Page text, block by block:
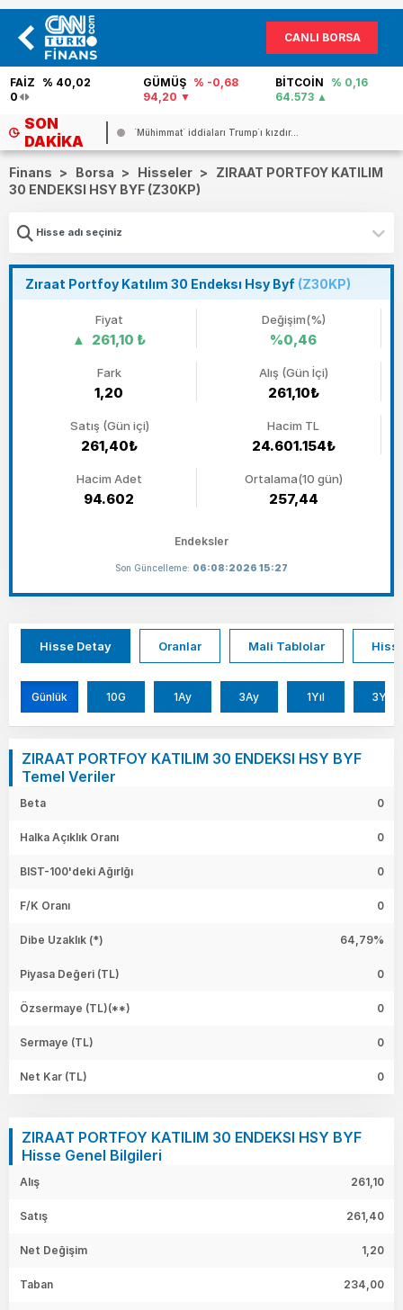
CANLI BORSA
FAİZ
% 40,02
0
GÜMÜŞ
% -0,68
94,20
BİTCOİN
% 0,16
64.573
SON
DAKIKA
`Mühimmat` iddiaları Trump`ı kızdır...
Finans > Borsa > Hisseler >
ZIRAAT PORTFOY KATILIM
30 ENDEKSI HSY BYF (Z30KP)
Zıraat Portfoy Katılım 30 Endeksı Hsy Byf (Z30KP)
Fiyat
261,10 ₺
Değişim(%)
%0,46
Fark
1,20
Alış (Gün İçi)
261,10₺
Satış (Gün içi)
261,40₺
Hacim TL
24.601.154₺
Hacim Adet
94.602
Ortalama(10 gün)
257,44
Endeksler
Son Güncelleme: 06:08:2026 15:27
Hisse Detay Oranlar Mali Tablolar
Günlük 10G 1Ay 3Ay 1Yıl 3Yıl
ZIRAAT PORTFOY KATILIM 30 ENDEKSI HSY BYF
Temel Veriler
Beta 0
Halka Açıklık Oranı 0
BIST-100'deki Ağırlğı 0
F/K Oranı 0
Dibe Uzaklık (*) 64,79%
Piyasa Değeri (TL) 0
Özsermaye (TL)(**) 0
Sermaye (TL) 0
Net Kar (TL) 0
ZIRAAT PORTFOY KATILIM 30 ENDEKSI HSY BYF
Hisse Genel Bilgileri
Alış 261,10
Satış 261,40
Net Değişim 1,20
Taban 234,00